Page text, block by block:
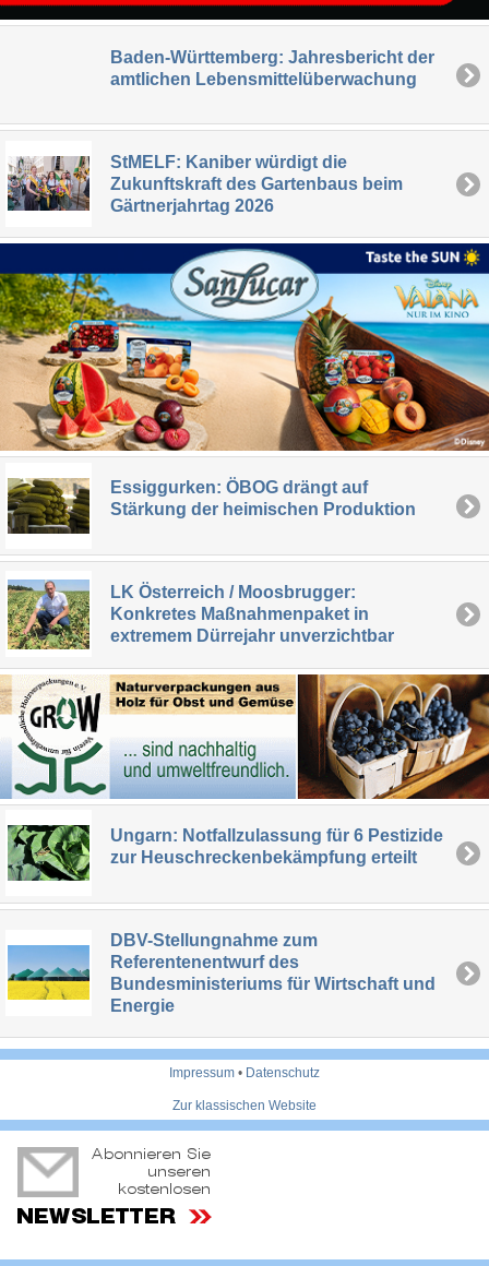
Baden-Württemberg: Jahresbericht der
amtlichen Lebensmittelüberwachung
StMELF: Kaniber würdigt die
Zukunftskraft des Gartenbaus beim
Gärtnerjahrtag 2026
Essiggurken: ÖBOG drängt auf
Stärkung der heimischen Produktion
LK Österreich / Moosbrugger:
Konkretes Maßnahmenpaket in
extremem Dürrejahr unverzichtbar
Ungarn: Notfallzulassung für 6 Pestizide
zur Heuschreckenbekämpfung erteilt
DBV-Stellungnahme zum
Referentenentwurf des
Bundesministeriums für Wirtschaft und
Energie
Impressum • Datenschutz
Zur klassischen Website